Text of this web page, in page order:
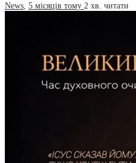
News, 5 місяців тому 2 хв. читати